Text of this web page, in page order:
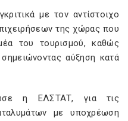
με τον αντίστοιχο
της χώρας που
του τουρισμού, καθώς
αύξηση κατά
η ΕΛΣΤΑΤ, για τις
με υποχρέωση